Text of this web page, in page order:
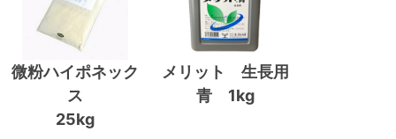
微粉ハイポネック
ス
25kg
メリット 生長用
青 1kg